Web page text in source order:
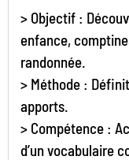
> Objectif :
enfance,
randonnée.
> Méthode :
apports.
> Compétence :
d’un vocabulaire